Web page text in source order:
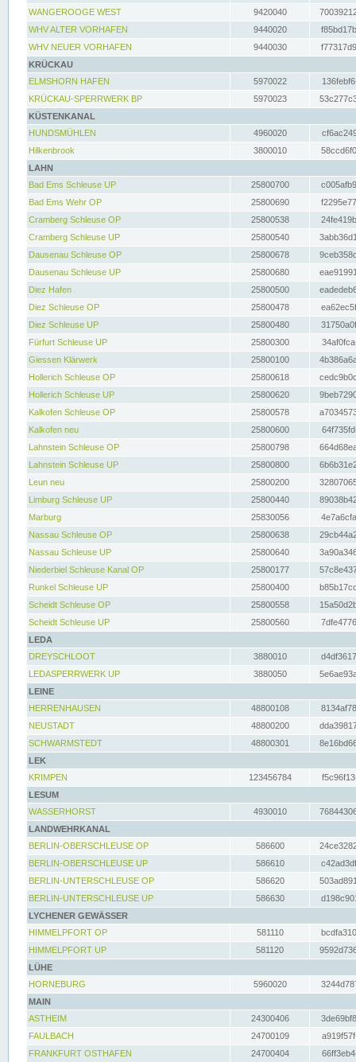
WANGEROOGE WEST
9420040
WHV ALTER VORHAFEN
9440020
WHV NEUER VORHAFEN
9440030
KRÜCKAU
ELMSHORN HAFEN
5970022
KRÜCKAU-SPERRWERK BP
5970023
KÜSTENKANAL
HUNDSMÜHLEN
4960020
Hilkenbrook
3800010
LAHN
Bad Ems Schleuse UP
25800700
Bad Ems Wehr OP
25800690
Cramberg Schleuse OP
25800538
Cramberg Schleuse UP
25800540
Dausenau Schleuse OP
25800678
Dausenau Schleuse UP
25800680
Diez Hafen
25800500
Diez Schleuse OP
25800478
Diez Schleuse UP
25800480
Fürfurt Schleuse UP
25800300
Giessen Klärwerk
25800100
Hollerich Schleuse OP
25800618
Hollerich Schleuse UP
25800620
Kalkofen Schleuse OP
25800578
Kalkofen neu
25800600
Lahnstein Schleuse OP
25800798
Lahnstein Schleuse UP
25800800
Leun neu
25800200
Limburg Schleuse UP
25800440
Marburg
25830056
Nassau Schleuse OP
25800638
Nassau Schleuse UP
25800640
Niederbiel Schleuse Kanal OP
25800177
Runkel Schleuse UP
25800400
Scheidt Schleuse OP
25800558
Scheidt Schleuse UP
25800560
LEDA
DREYSCHLOOT
3880010
LEDASPERRWERK UP
3880050
LEINE
HERRENHAUSEN
48800108
NEUSTADT
48800200
SCHWARMSTEDT
48800301
LEK
KRIMPEN
123456784
LESUM
WASSERHORST
4930010
LANDWEHRKANAL
BERLIN-OBERSCHLEUSE OP
586600
BERLIN-OBERSCHLEUSE UP
586610
BERLIN-UNTERSCHLEUSE OP
586620
BERLIN-UNTERSCHLEUSE UP
586630
LYCHENER GEWÄSSER
HIMMELPFORT OP
581110
HIMMELPFORT UP
581120
LÜHE
HORNEBURG
5960020
MAIN
ASTHEIM
24300406
FAULBACH
24700109
FRANKFURT OSTHAFEN
24700404